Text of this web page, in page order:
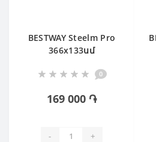
BESTWAY Steelm Pro
366х133սմ
0
169 000 ֏
- +